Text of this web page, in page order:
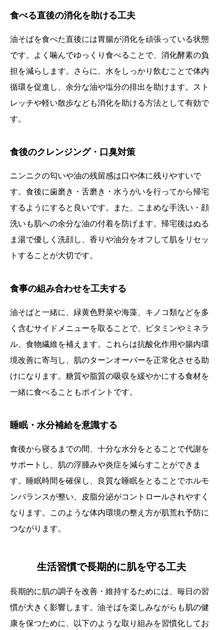
食べる直後の消化を助ける工夫
油そばを食べた直後には胃腸が消化を頑張っている状態
です。よく噛んでゆっくり食べることで、消化酵素の負
担を減らします。さらに、水をしっかり飲むことで体内
循環を促進し、余分な油や塩分の排出を助けます。スト
レッチや軽い散歩なども消化を助ける方法として有効で
す。
食後のクレンジング・口臭対策
ニンニクの匂いや油の残留感は口や体に残りやすいで
す。食後に歯磨き・舌磨き・水うがいを行ってから帰宅
するようにすると良いです。また、こまめな手洗い・顔
洗いも肌への余分な油の付着を防げます。帰宅後はぬる
ま湯で優しく洗顔し、香りや油分をオフして肌をリセッ
トすることが大切です。
食事の組み合わせを工夫する
油そばと一緒に、緑黄色野菜や海藻、キノコ類などを多
く含むサイドメニューを取ることで、ビタミンやミネラ
ル、食物繊維を補えます。これらは抗酸化作用や腸内環
境改善に寄与し、肌のターンオーバーを正常化させる助
けになります。糖質や脂質の吸収を緩やかにする食材を
一緒に食べることもポイントです。
睡眠・水分補給を意識する
食後から寝るまでの間、十分な水分をとることで代謝を
サポートし、肌の浮腫みや炎症を減らすことができま
す。睡眠時間を確保し、良質な睡眠をとることでホルモ
ンバランスが整い、皮脂分泌がコントロールされやすく
なります。このような体内環境の整え方が肌荒れ予防に
つながります。
生活習慣で長期的に肌を守る工夫
長期的に肌の調子を改善・維持するためには、毎日の習
慣が大きく影響します。油そばを楽しみながらも肌の健
康を保つために、以下のような取り組みを習慣化してお